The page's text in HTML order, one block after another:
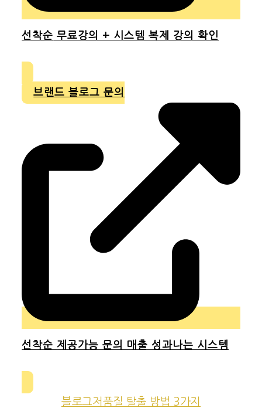
선착순 무료강의 + 시스템 복제 강의 확인
브랜드 블로그 문의
선착순제공가능 문의 매출 성과나는 시스템
블로그저품질 탈출 방법 3가지